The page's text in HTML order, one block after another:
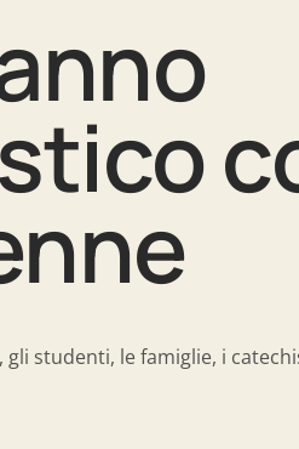
studenti, le famiglie, i